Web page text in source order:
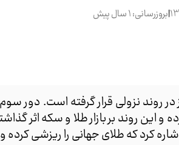
|بروزرسانی: 1 سال پیش
روند نزولی قرار گرفته است. دور
و این روند بر بازار طلا و سکه اثر
کرد که طلای جهانی را ریزشی کرده